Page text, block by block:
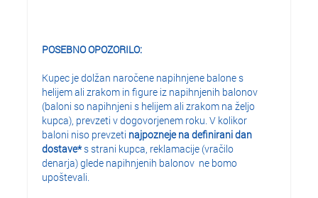
POSEBNO OPOZORILO:
Kupec je dolžan naročene napihnjene balone s
helijem ali zrakom in figure iz napihnjenih balonov
(baloni so napihnjeni s helijem ali zrakom na željo
kupca), prevzeti v dogovorjenem roku. V kolikor
baloni niso prevzeti najpozneje na definirani dan
dostave*s strani kupca, reklamacije (vračilo
denarja) glede napihnjenih balonov ne bomo
upoštevali.